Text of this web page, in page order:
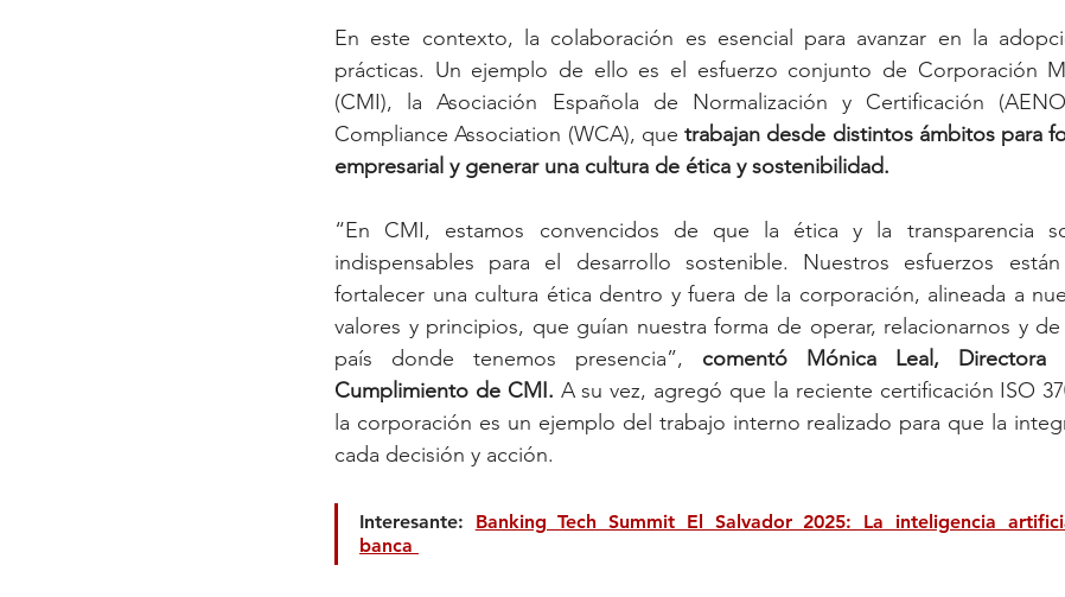
En este contexto, la colaboración es esencial para avanzar en la
prácticas. Un ejemplo de ello es el esfuerzo conjunto de Corporación
(CMI), la Asociación Española de Normalización y Certificación
Compliance Association (WCA), que trabajan desde distintos ámbitos para
empresarial y generar una cultura de ética y sostenibilidad.
“En CMI, estamos convencidos de que la ética y la transparencia
indispensables para el desarrollo sostenible. Nuestros esfuerzos
fortalecer una cultura ética dentro y fuera de la corporación, alineada a
valores y principios, que guían nuestra forma de operar, relacionarnos y
país donde tenemos presencia”, comentó Mónica Leal,
Cumplimiento de CMI. A su vez, agregó que la reciente certificación ISO
la corporación es un ejemplo del trabajo interno realizado para que la
cada decisión y acción.
Interesante: Banking Tech Summit El Salvador 2025: La inteligencia
banca